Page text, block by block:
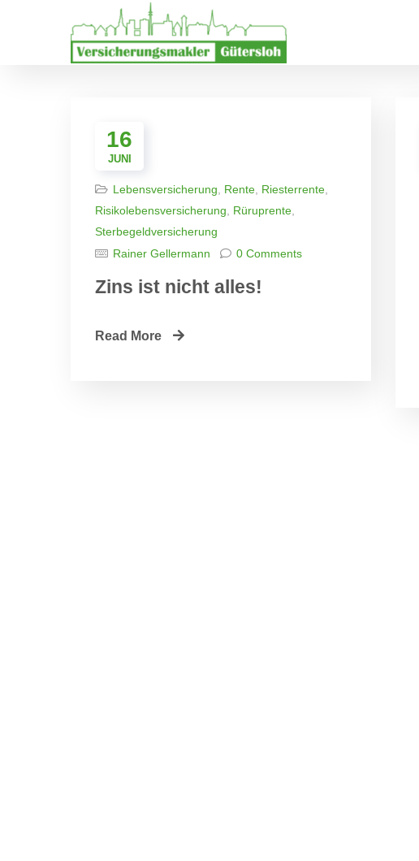
16
JUNI
Lebensversicherung Rente Riesterrente
Risikolebensversicherung
Rüruprente
Sterbegeldversicherung
Rainer Gellermann
0 Comments
Zins ist nicht alles!
Read More